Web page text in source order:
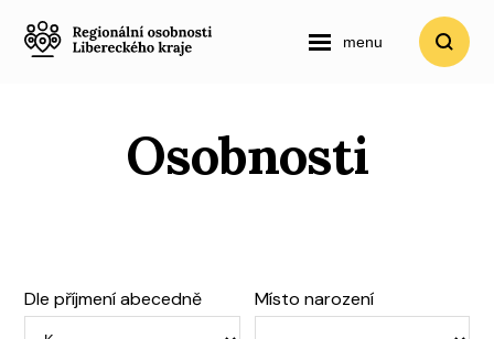
menu
Osobnosti
Dle příjmení abecedně Místo narození